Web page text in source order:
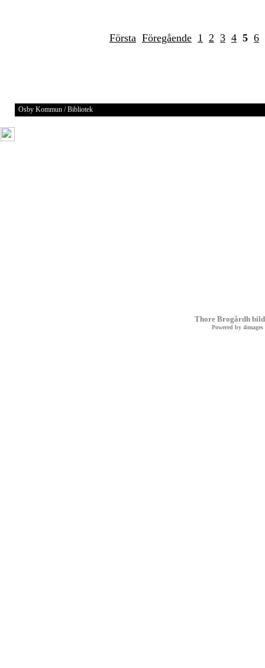
Första Föregående 1 2 3 4 5 6
Osby Kommun / Bibliotek
Thore Brogårdh
Powered by 4images